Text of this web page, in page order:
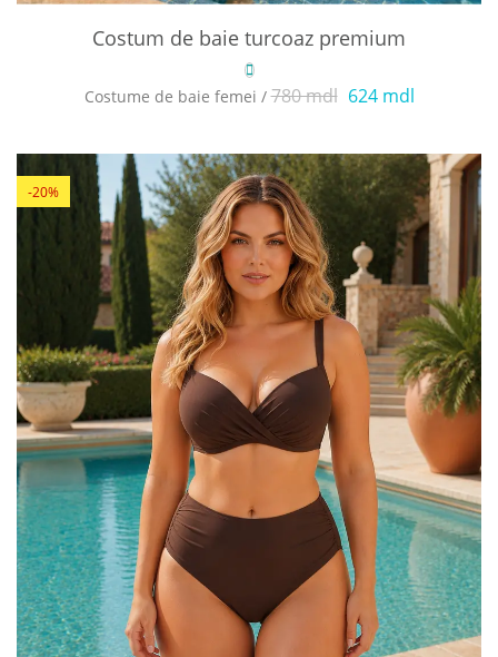
Costum de baie turcoaz premium
Costume de baie femei /780 mdl 624 mdl
-20%